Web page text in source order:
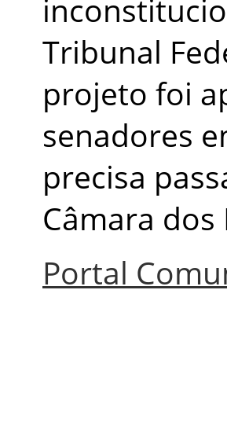
Tribunal
projeto foi
senadores
precisa
Câmara
Portal